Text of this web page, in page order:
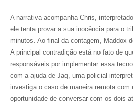
A narrativa acompanha Chris,
ele tenta provar a sua inocência para o
minutos. Ao final da contagem, Maddox
A principal contradição está no fato de
responsáveis por implementar essa
com a ajuda de Jaq, uma policial
investiga o caso de maneira remota
oportunidade de conversar com os dois